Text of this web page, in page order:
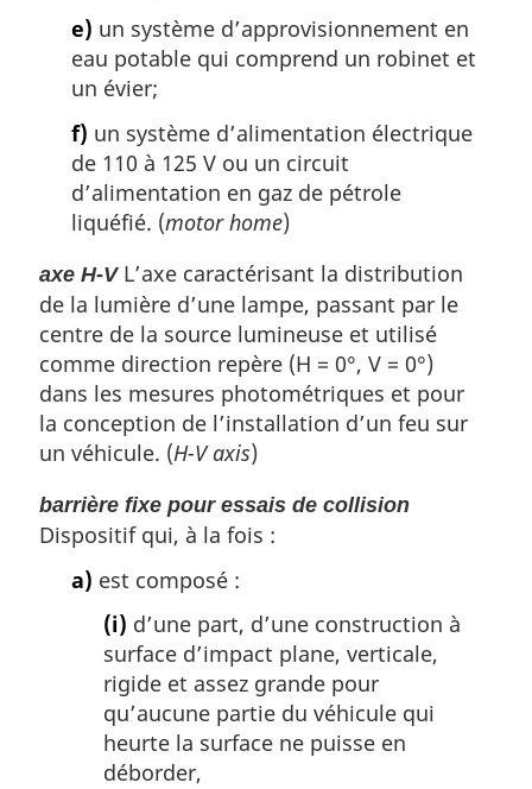
e) un système d’approvisionnement en
eau potable qui comprend un robinet et
un évier;
f) un système d’alimentation électrique
de 110 à 125 V ou un circuit
d’alimentation en gaz de pétrole
liquéfié. (motor home)
axe H-VL’axe caractérisant la distribution
de la lumière d’une lampe, passant par le
centre de la source lumineuse et utilisé
comme direction repère (H = 0°, V = 0°)
dans les mesures photométriques et pour
la conception de l’installation d’un feu sur
un véhicule. (H-V axis)
barrière fixe pour essais de collision
Dispositif qui, à la fois :
a) est composé :
(i) d’une part, d’une construction à
surface d’impact plane, verticale,
rigide et assez grande pour
qu’aucune partie du véhicule qui
heurte la surface ne puisse en
déborder,